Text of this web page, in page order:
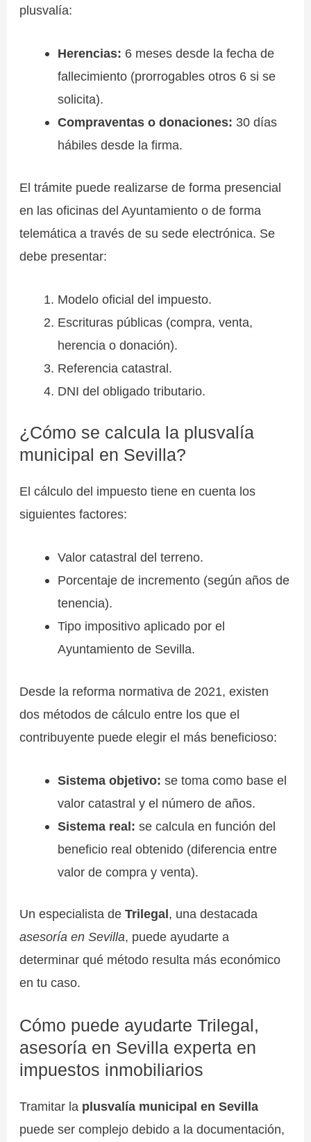
plusvalía:
Herencias: 6 meses desde la fecha de
fallecimiento (prorrogables otros 6 si se
solicita).
Compraventas o donaciones: 30 días
hábiles desde la firma.
El trámite puede realizarse de forma presencial
en las oficinas del Ayuntamiento o de forma
telemática a través de su sede electrónica. Se
debe presentar:
Modelo oficial del impuesto.
Escrituras públicas (compra, venta,
herencia o donación).
Referencia catastral.
DNI del obligado tributario.
¿Cómo se calcula la plusvalía
municipal en Sevilla?
El cálculo del impuesto tiene en cuenta los
siguientes factores:
Valor catastral del terreno.
Porcentaje de incremento (según años de
tenencia).
Tipo impositivo aplicado por el
Ayuntamiento de Sevilla.
Desde la reforma normativa de 2021, existen
dos métodos de cálculo entre los que el
contribuyente puede elegir el más beneficioso:
Sistema objetivo: se toma como base el
valor catastral y el número de años.
Sistema real: se calcula en función del
beneficio real obtenido (diferencia entre
valor de compra y venta).
Un especialista deTrilegal, una destacada
asesoría en Sevilla, puede ayudarte a
determinar qué método resulta más económico
en tu caso.
Cómo puede ayudarte Trilegal,
asesoría en Sevilla experta en
impuestos inmobiliarios
Tramitar la plusvalía municipal en Sevilla
puede ser complejo debido a la documentación,